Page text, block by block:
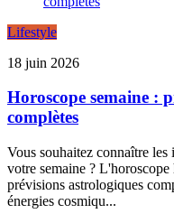
Lifestyle
18 juin 2026
Horoscope semaine :
complètes
Vous souhaitez connaître
votre semaine ?
prévisions astrologiques
énergies cosmiqu...